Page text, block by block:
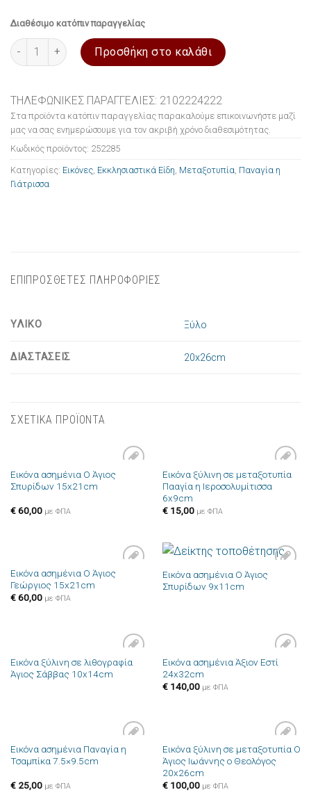
Διαθέσιμο κατόπιν παραγγελίας
Εικόνα ξύλινη σε μεταξοτυπία Παναγία η Γιάτρισσα 20x26cm
Προσθήκη στο καλάθι
ΤΗΛΕΦΩΝΙΚΕΣ ΠΑΡΑΓΓΕΛΙΕΣ: 2102224222
Στα προϊόντα κατόπιν παραγγελίας παρακαλούμε επικοινωνήστε μαζί
μας να σας ενημερώσουμε για τον ακριβή χρόνο διαθεσιμότητας.
Κωδικός προϊόντος: 252285
Κατηγορίες: Εικόνες Εκκλησιαστικά Είδη Μεταξοτυπία Παναγία η
Γιάτρισσα
ΕΠΙΠΡΟΣΘΕΤΕΣ ΠΛΗΡΟΦΟΡΙΕΣ
ΥΛΙΚΟ Ξύλο
ΔΙΑΣΤΑΣΕΙΣ 20x26cm
ΣΧΕΤΙΚΑ ΠΡΟΪΟΝΤΑ
Πρόσθήκη
Εικόνα ασημένια Ο Άγιος
Σπυρίδων 15x21cm
€60,00 με ΦΠΑ
Πρόσθήκη
στην λίστα
Εικόνα ξύλινη σε μεταξοτυπία
Πααγία η Ιεροσολυμίτισσα
6x9cm
€15,00 με ΦΠΑ
Πρόσθήκη
Εικόνα ασημένια Ο Άγιος
Γεώργιος 15x21cm
€60,00 με ΦΠΑ
Πρόσθήκη
Εικόνα ασημένια Ο Άγιος
Σπυρίδων 9x11cm
Πρόσθήκη
στην λίστα
Εικόνα ξύλινη σε λιθογραφία
Άγιος Σάββας 10x14cm
Πρόσθήκη
Εικόνα ασημένια Άξιον Εστί
24x32cm
€140,00 με ΦΠΑ
Πρόσθήκη
Εικόνα ασημένια Παναγία η
Τσαμπίκα 7.5×9.5cm
€25,00 με ΦΠΑ
Πρόσθήκη
στην λίστα
Εικόνα ξύλινη σε μεταξοτυπία Ο
Άγιος Ιωάννης ο Θεολόγος
20x26cm
€100,00 με ΦΠΑ